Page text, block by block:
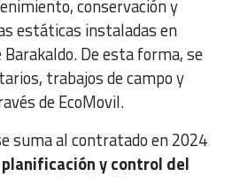
conservación y
estáticas instaladas en
De esta forma, se
trabajos de campo y
de EcoMovil.
suma al contratado en 2024
y control del